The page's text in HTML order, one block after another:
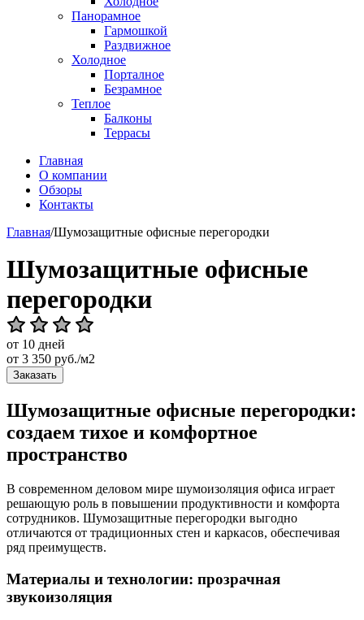
Панорамное
Гармошкой
Раздвижное
Холодное
Порталное
Безрамное
Теплое
Балконы
Террасы
Главная
О компании
Обзоры
Контакты
Главная/Шумозащитные офисные перегородки
Шумозащитные офисные
перегородки
от 10 дней
от 3 350 руб./м2
Заказать
Шумозащитные офисные перегородки:
создаем тихое и комфортное
пространство
В современном деловом мире шумоизоляция офиса играет
решающую роль в повышении продуктивности и комфорта
сотрудников. Шумозащитные перегородки выгодно
отличаются от традиционных стен и каркасов, обеспечивая
ряд преимуществ.
Материалы и технологии: прозрачная
звукоизоляция